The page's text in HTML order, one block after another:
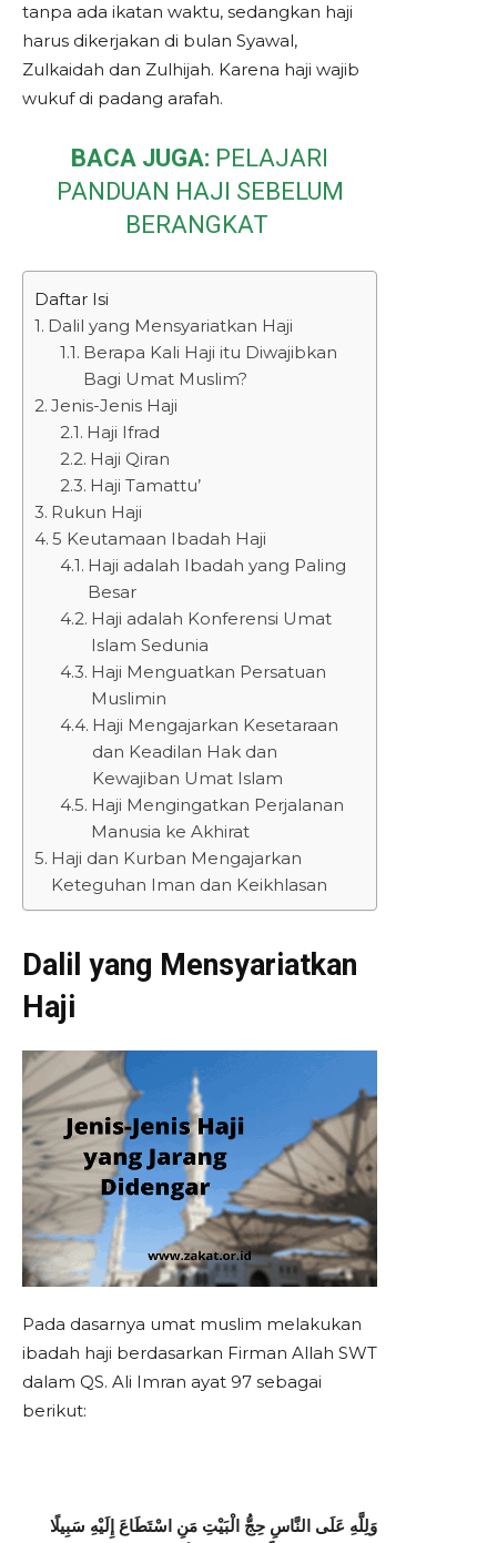
tanpa ada ikatan waktu, sedangkan haji
harus dikerjakan di bulan Syawal,
Zulkaidah dan Zulhijah. Karena haji wajib
wukuf di padang arafah.
BACA JUGA: PELAJARI
PANDUAN HAJI SEBELUM
BERANGKAT
Daftar Isi
Dalil yang Mensyariatkan Haji
Berapa Kali Haji itu Diwajibkan
Bagi Umat Muslim?
Jenis-Jenis Haji
Haji Ifrad
Haji Qiran
Haji Tamattu’
Rukun Haji
5 Keutamaan Ibadah Haji
Haji adalah Ibadah yang Paling
Besar
Haji adalah Konferensi Umat
Islam Sedunia
Haji Menguatkan Persatuan
Muslimin
Haji Mengajarkan Kesetaraan
dan Keadilan Hak dan
Kewajiban Umat Islam
Haji Mengingatkan Perjalanan
Manusia ke Akhirat
Haji dan Kurban Mengajarkan
Keteguhan Iman dan Keikhlasan
Dalil yang Mensyariatkan
Haji
Pada dasarnya umat muslim melakukan
ibadah haji berdasarkan Firman Allah SWT
dalam QS. Ali Imran ayat 97 sebagai
berikut:
وَلِلَّهِ عَلَى النَّاسِ حِجُّ الْبَيْتِ مَنِ اسْتَطَاعَ إِلَيْهِ سَبِيلًا